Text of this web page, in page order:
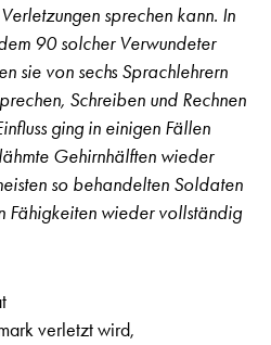
sprechen kann. In
90 solcher Verwundeter
sie von sechs Sprachlehrern
Schreiben und Rechnen
ging in einigen Fällen
Gehirnhälften wieder
so behandelten Soldaten
Fähigkeiten wieder vollständig
verletzt wird,